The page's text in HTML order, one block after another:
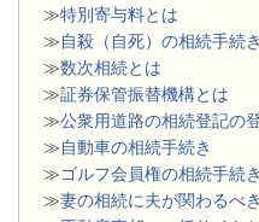
≫特別寄与料とは
≫自殺（自死）の相続手続き
≫数次相続とは
≫証券保管振替機構とは
≫公衆用道路の相続登記の
≫自動車の相続手続き
≫ゴルフ会員権の相続手続き
≫妻の相続に夫が関わるべ